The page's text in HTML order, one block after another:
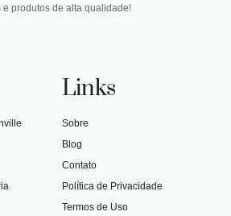
produtos de alta qualidade!
Links
Sobre
Blog
Contato
Política de Privacidade
Termos de Uso